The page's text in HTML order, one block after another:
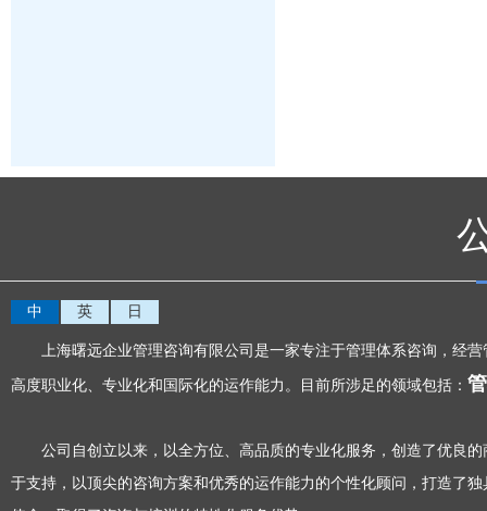
中 英 日
上海曙远企业管理咨询有限公司是一家专注于管理体系咨询，经营
高度职业化、专业化和国际化的运作能力。目前所涉足的领域包括：
公司自创立以来，以全方位、高品质的专业化服务，创造了优良的
于支持，以顶尖的咨询方案和优秀的运作能力的个性化顾问，打造了